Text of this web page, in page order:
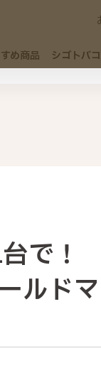
め商品 シゴトバ
で！
ルドマ